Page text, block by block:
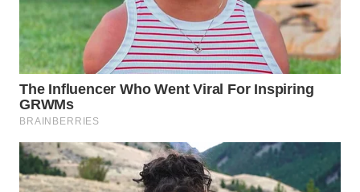
WN
LABUANBAJO
WN
BORNEO
Wahana
Media
Group